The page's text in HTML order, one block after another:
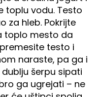
toplu vodu. Testo
za hleb. Pokrijte
toplo mesto da
testo i
naraste, pa ga i
šerpu sipati
ga ugrejati – ne